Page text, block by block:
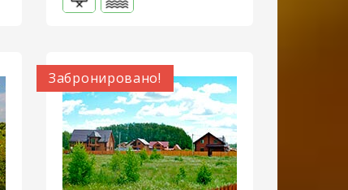
Забронировано!